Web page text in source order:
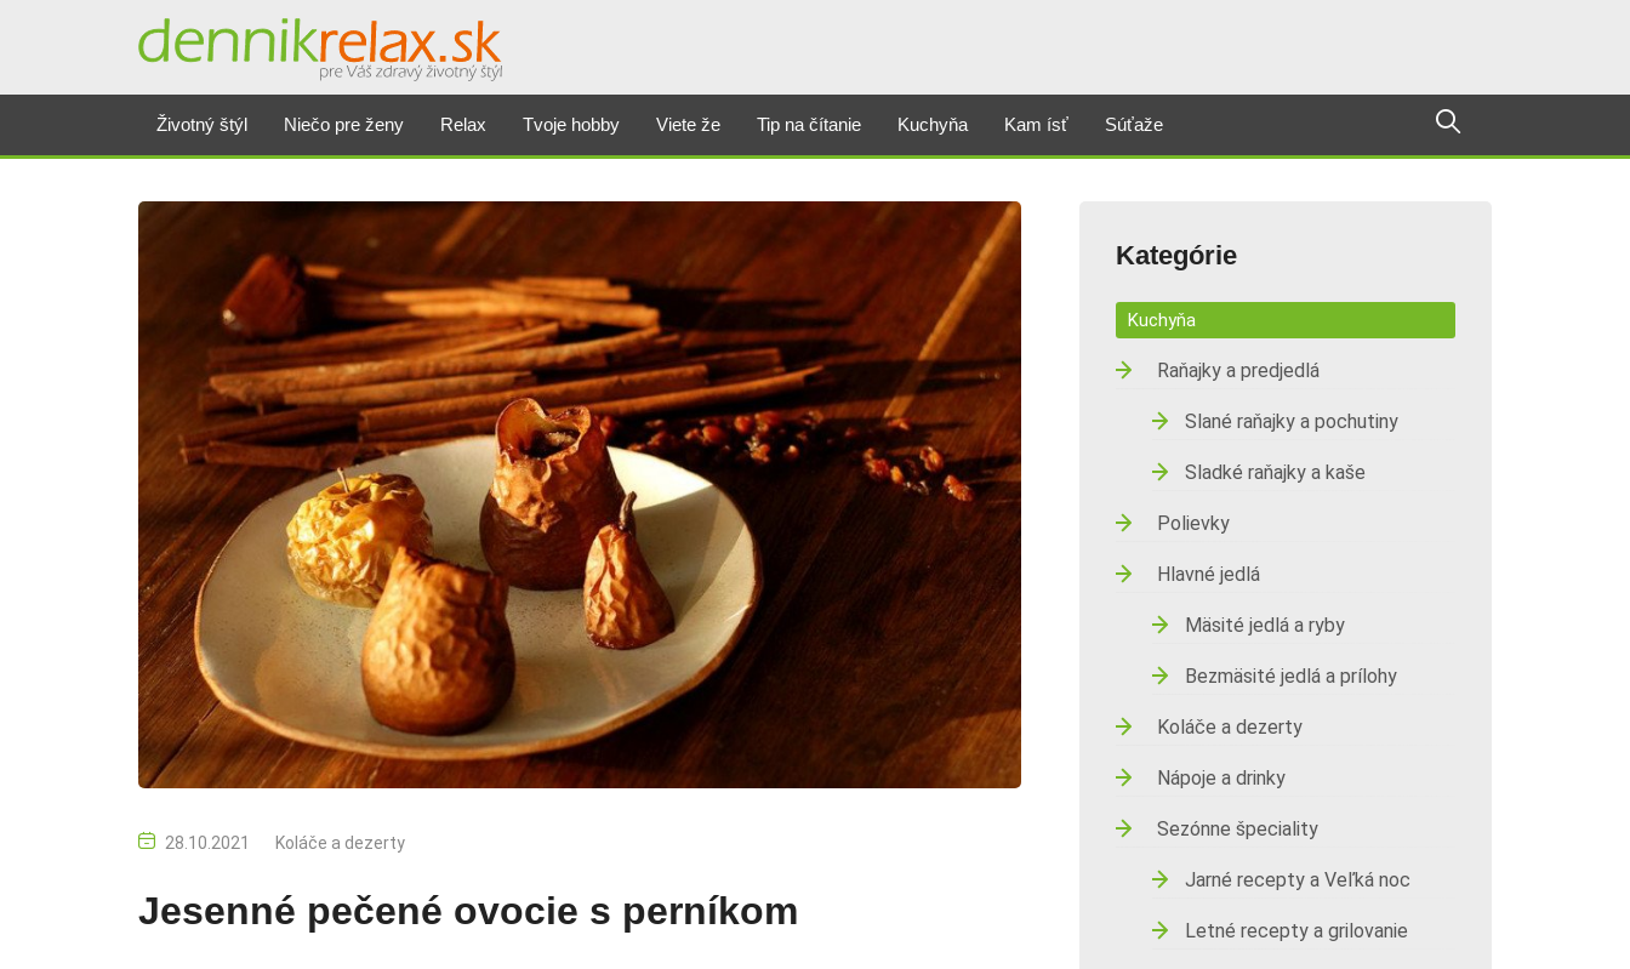
Životný štýl Niečo pre ženy Relax Tvoje hobby Viete že Tip na čítanie Kuchyňa Kam ísť Súťaže
28.10.2021 Koláče a dezerty
Jesenné pečené ovocie s perníkom
Kategórie
Kuchyňa
Raňajky a predjedlá
Slané raňajky a pochutiny
Sladké raňajky a kaše
Polievky
Hlavné jedlá
Mäsité jedlá a ryby
Bezmäsité jedlá a prílohy
Koláče a dezerty
Nápoje a drinky
Sezónne špeciality
Jarné recepty a Veľká noc
Letné recepty a grilovanie